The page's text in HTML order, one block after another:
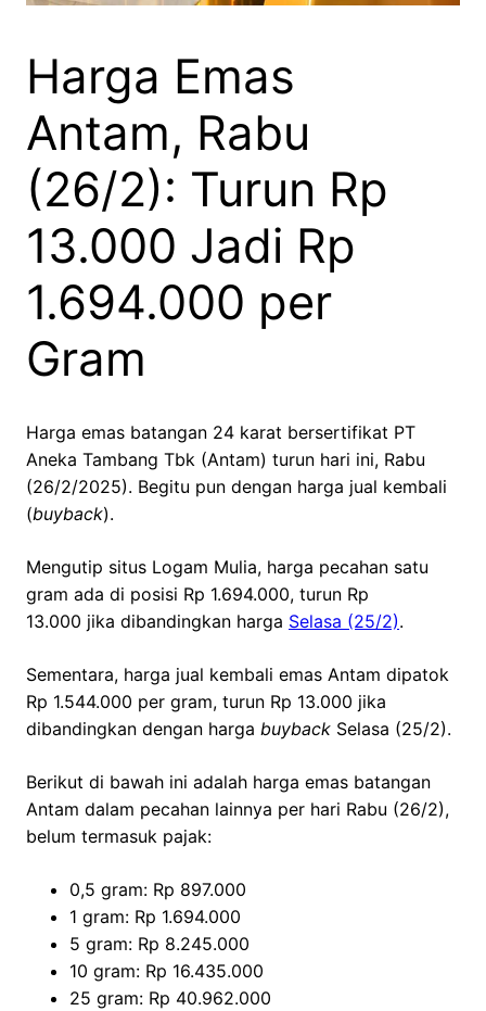
Harga Emas
Antam, Rabu
(26/2): Turun Rp
13.000 Jadi Rp
1.694.000 per
Gram
Harga emas batangan 24 karat bersertifikat PT
Aneka Tambang Tbk (Antam) turun hari ini, Rabu
(26/2/2025). Begitu pun dengan harga jual kembali
(buyback).
Mengutip situs Logam Mulia, harga pecahan satu
gram ada di posisi Rp 1.694.000, turun Rp
13.000 jika dibandingkan harga Selasa (25/2).
Sementara, harga jual kembali emas Antam dipatok
Rp 1.544.000 per gram, turun Rp 13.000 jika
dibandingkan dengan harga buyback Selasa (25/2).
Berikut di bawah ini adalah harga emas batangan
Antam dalam pecahan lainnya per hari Rabu (26/2),
belum termasuk pajak:
0,5 gram: Rp 897.000
1 gram: Rp 1.694.000
5 gram: Rp 8.245.000
10 gram: Rp 16.435.000
25 gram: Rp 40.962.000